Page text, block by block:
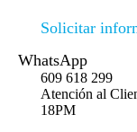
Solicitar
WhatsApp
609 618 299
Atención al
18PM